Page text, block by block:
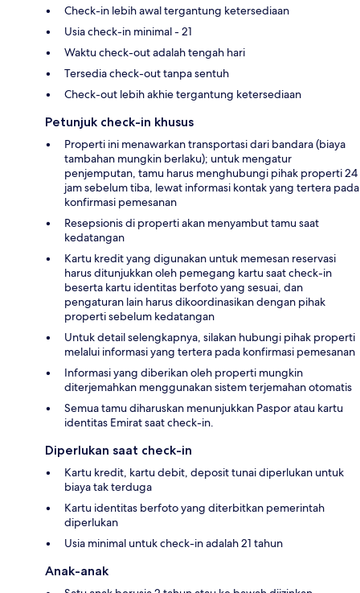
Check-in lebih awal tergantung ketersediaan
Usia check-in minimal - 21
Waktu check-out adalah tengah hari
Tersedia check-out tanpa sentuh
Check-out lebih akhie tergantung ketersediaan
Petunjuk check-in khusus
Properti ini menawarkan transportasi dari bandara (biaya
tambahan mungkin berlaku); untuk mengatur
penjemputan, tamu harus menghubungi pihak properti 24
jam sebelum tiba, lewat informasi kontak yang tertera pada
konfirmasi pemesanan
Resepsionis di properti akan menyambut tamu saat
kedatangan
Kartu kredit yang digunakan untuk memesan reservasi
harus ditunjukkan oleh pemegang kartu saat check-in
beserta kartu identitas berfoto yang sesuai, dan
pengaturan lain harus dikoordinasikan dengan pihak
properti sebelum kedatangan
Untuk detail selengkapnya, silakan hubungi pihak properti
melalui informasi yang tertera pada konfirmasi pemesanan
Informasi yang diberikan oleh properti mungkin
diterjemahkan menggunakan sistem terjemahan otomatis
Semua tamu diharuskan menunjukkan Paspor atau kartu
identitas Emirat saat check-in.
Diperlukan saat check-in
Kartu kredit, kartu debit, deposit tunai diperlukan untuk
biaya tak terduga
Kartu identitas berfoto yang diterbitkan pemerintah
diperlukan
Usia minimal untuk check-in adalah 21 tahun
Anak-anak